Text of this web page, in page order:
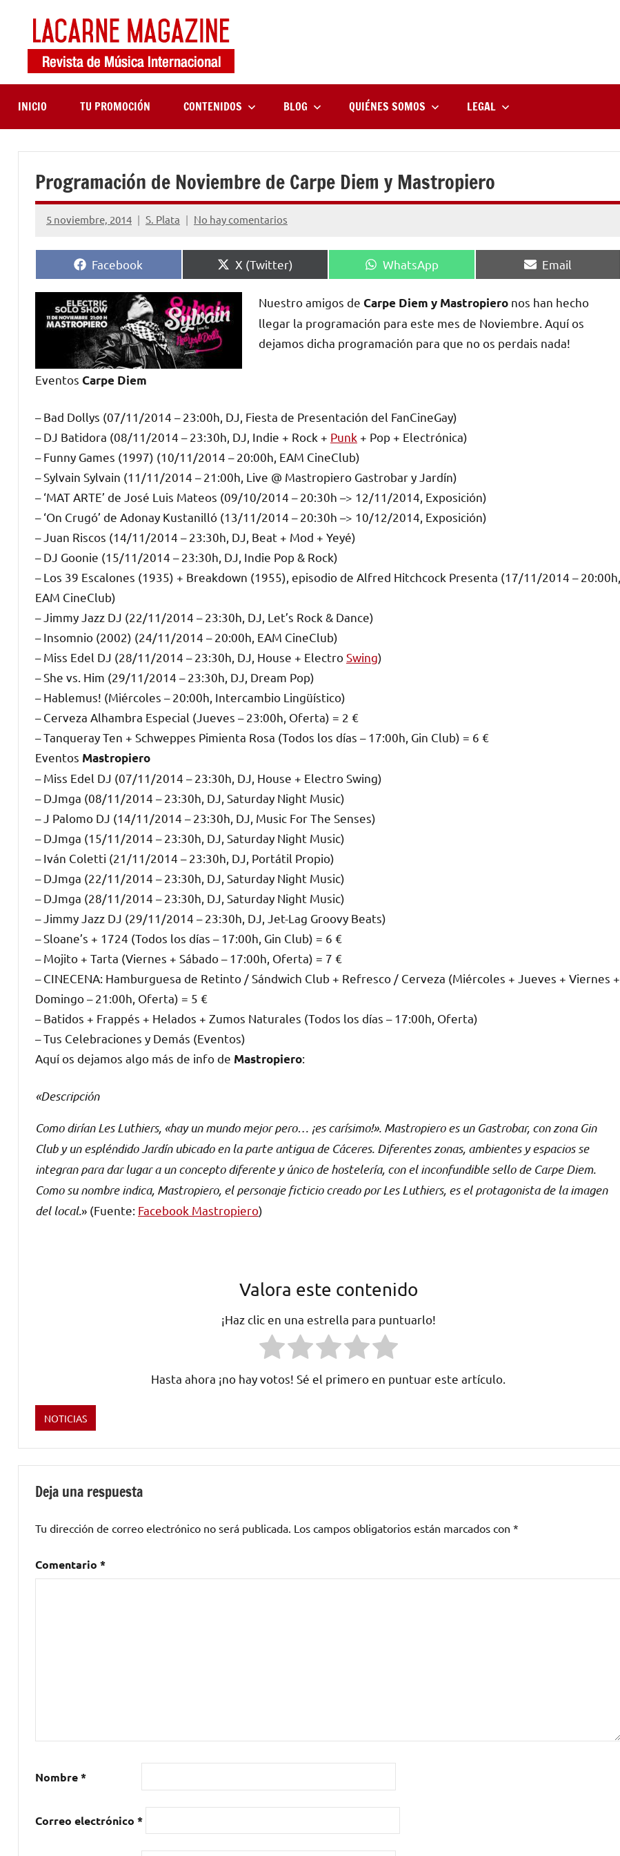
contenido
Magazine
música
internacional
INICIO TU PROMOCIÓN CONTENIDOS BLOG QUIÉNES SOMOS LEGAL
Programación de Noviembre de Carpe Diem y Mastropiero
5 noviembre, 2014 S. Plata No hay comentarios
Compartir
en
Facebook
Compartir
en
X (Twitter)
Compartir
en
WhatsApp
Compartir
en
Email
Nuestro amigos de Carpe Diem y Mastropiero nos han hecho
llegar la programación para este mes de Noviembre. Aquí os
dejamos dicha programación para que no os perdais nada!
Eventos Carpe Diem
– Bad Dollys (07/11/2014 – 23:00h, DJ, Fiesta de Presentación del FanCineGay)
– DJ Batidora (08/11/2014 – 23:30h, DJ, Indie + Rock + Punk + Pop + Electrónica)
– Funny Games (1997) (10/11/2014 – 20:00h, EAM CineClub)
– Sylvain Sylvain (11/11/2014 – 21:00h, Live @ Mastropiero Gastrobar y Jardín)
– ‘MAT ARTE’ de José Luis Mateos (09/10/2014 – 20:30h –> 12/11/2014, Exposición)
– ‘On Crugó’ de Adonay Kustanilló (13/11/2014 – 20:30h –> 10/12/2014, Exposición)
– Juan Riscos (14/11/2014 – 23:30h, DJ, Beat + Mod + Yeyé)
– DJ Goonie (15/11/2014 – 23:30h, DJ, Indie Pop & Rock)
– Los 39 Escalones (1935) + Breakdown (1955), episodio de Alfred Hitchcock Presenta (17/11/2014 – 20:00h,
EAM CineClub)
– Jimmy Jazz DJ (22/11/2014 – 23:30h, DJ, Let’s Rock & Dance)
– Insomnio (2002) (24/11/2014 – 20:00h, EAM CineClub)
– Miss Edel DJ (28/11/2014 – 23:30h, DJ, House + ElectroSwing)
– She vs. Him (29/11/2014 – 23:30h, DJ, Dream Pop)
– Hablemus! (Miércoles – 20:00h, Intercambio Lingüístico)
– Cerveza Alhambra Especial (Jueves – 23:00h, Oferta) = 2 €
– Tanqueray Ten + Schweppes Pimienta Rosa (Todos los días – 17:00h, Gin Club) = 6 €
Eventos Mastropiero
– Miss Edel DJ (07/11/2014 – 23:30h, DJ, House + Electro Swing)
– DJmga (08/11/2014 – 23:30h, DJ, Saturday Night Music)
– J Palomo DJ (14/11/2014 – 23:30h, DJ, Music For The Senses)
– DJmga (15/11/2014 – 23:30h, DJ, Saturday Night Music)
– Iván Coletti (21/11/2014 – 23:30h, DJ, Portátil Propio)
– DJmga (22/11/2014 – 23:30h, DJ, Saturday Night Music)
– DJmga (28/11/2014 – 23:30h, DJ, Saturday Night Music)
– Jimmy Jazz DJ (29/11/2014 – 23:30h, DJ, Jet-Lag Groovy Beats)
– Sloane’s + 1724 (Todos los días – 17:00h, Gin Club) = 6 €
– Mojito + Tarta (Viernes + Sábado – 17:00h, Oferta) = 7 €
– CINECENA: Hamburguesa de Retinto / Sándwich Club + Refresco / Cerveza (Miércoles + Jueves + Viernes +
Domingo – 21:00h, Oferta) = 5 €
– Batidos + Frappés + Helados + Zumos Naturales (Todos los días – 17:00h, Oferta)
– Tus Celebraciones y Demás (Eventos)
Aquí os dejamos algo más de info de Mastropiero:
«Descripción
Como dirían Les Luthiers, «hay un mundo mejor pero… ¡es carísimo!». Mastropiero es un Gastrobar, con zona Gin
Club y un espléndido Jardín ubicado en la parte antigua de Cáceres. Diferentes zonas, ambientes y espacios se
integran para dar lugar a un concepto diferente y único de hostelería, con el inconfundible sello de Carpe Diem.
Como su nombre indica, Mastropiero, el personaje ficticio creado por Les Luthiers, es el protagonista de la imagen
del local.» (Fuente: Facebook Mastropiero)
Valora este contenido
¡Haz clic en una estrella para puntuarlo!
Hasta ahora ¡no hay votos! Sé el primero en puntuar este artículo.
Etiquetado
conciertos
Gastrobar,
pop,
NOTICIAS
Deja una respuesta
Tu dirección de correo electrónico no será publicada. Los campos obligatorios están marcados con *
Comentario *
Nombre*
Correo electrónico *